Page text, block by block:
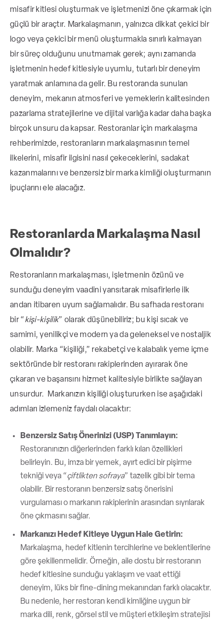
hedef kitleye uygun, tutarlı bir deneyim
yaratmayı kapsar.
Marka kişiliği, restoranın özgün özellikleri ve
müşteri beklentileri doğrultusunda
belirlenmeli ve her platformda tutarlı
şekilde yansıtılmalıdır.
Dekor, ambiyans ve hizmet kalitesi gibi
unsurlar markanın karakterini
belgesi oluşturmak, imza menüler
geliştirmek, çevrimiçi varlığı doğru
şekilde eğitmek önemlidir.
dönüşlerle güçlendirilmelidir.
misafir kitlesi oluşturmak ve işletmenizi öne çıkarmak için
güçlü bir araçtır. Markalaşmanın, yalnızca dikkat çekici bir
logo veya çekici bir menü oluşturmakla sınırlı kalmayan
bir süreç olduğunu unutmamak gerek; aynı zamanda
işletmenin hedef kitlesiyle uyumlu, tutarlı bir deneyim
yaratmak anlamına da gelir. Bu restoranda sunulan
deneyim, mekanın atmosferi ve yemeklerin kalitesinden
pazarlama stratejilerine ve dijital varlığa kadar daha başka
birçok unsuru da kapsar. Restoranlar için markalaşma
rehberimizde, restoranların markalaşmasının temel
ilkelerini, misafir ilgisini nasıl çekeceklerini, sadakat
kazanmalarını ve benzersiz bir marka kimliği oluşturmanın
ipuçlarını ele alacağız.
Restoranlarda Markalaşma Nasıl
Olmalıdır?
Restoranların markalaşması, işletmenin özünü ve
sunduğu deneyim vaadini yansıtarak misafirlerle ilk
andan itibaren uyum sağlamalıdır. Bu safhada restoranı
bir “ kişi-kişilik” olarak düşünebiliriz; bu kişi sıcak ve
samimi, yenilikçi ve modern ya da geleneksel ve nostaljik
olabilir. Marka “kişiliği,” rekabetçi ve kalabalık yeme içme
sektöründe bir restoranı rakiplerinden ayırarak öne
çıkaran ve başarısını hizmet kalitesiyle birlikte sağlayan
unsurdur. Markanızın kişiliği oluştururken ise aşağıdaki
adımları izlemeniz faydalı olacaktır:
Benzersiz Satış Önerinizi (USP) Tanımlayın:
Restoranınızın diğerlerinden farklı kılan özellikleri
belirleyin. Bu, imza bir yemek, ayırt edici bir pişirme
tekniği veya “çiftlikten sofraya” tazelik gibi bir tema
olabilir. Bir restoranın benzersiz satış önerisini
vurgulaması o markanın rakiplerinin arasından sıyrılarak
öne çıkmasını sağlar.
Markanızı Hedef Kitleye Uygun Hale Getirin:
Markalaşma, hedef kitlenin tercihlerine ve beklentilerine
göre şekillenmelidir. Örneğin, aile dostu bir restoranın
hedef kitlesine sunduğu yaklaşım ve vaat ettiği
deneyim, lüks bir fine-dining mekanından farklı olacaktır.
Bu nedenle, her restoran kendi kimliğine uygun bir
marka dili, renk, görsel stil ve müşteri etkileşim stratejisi